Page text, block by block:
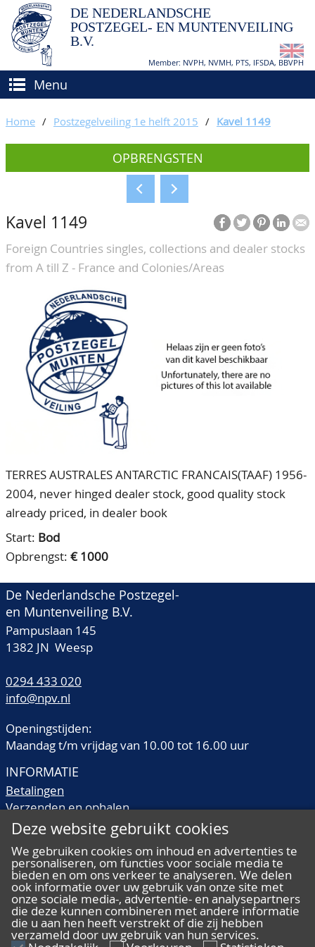
DE NEDERLANDSCHE
POSTZEGEL- EN MUNTENVEILING
B.V.
Member: NVPH, NVMH, PTS, IFSDA, BBVPH
Menu
(VER)KOPEN
Hoe verkopen?
Voorwaarden
BIEDEN
CATALOGI/OPBRENGSTEN
KEURINGSDIENST
OVER ONS
Ons Team
80 jarig bestaan
CONTACT
ACCOUNT
Home / Postzegelveiling 1e helft 2015 / Kavel 1149
OPBRENGSTEN
Kavel 1149
Foreign Countries singles, collections and dealer stocks
from A till Z - France and Colonies/Areas
TERRES AUSTRALES ANTARCTIC FRANCAIS(TAAF) 1956-
2004, never hinged dealer stock, good quality stock
already priced, in dealer book
Start: Bod
Opbrengst: € 1000
De Nederlandsche Postzegel-
en Muntenveiling B.V.
Pampuslaan 145
1382 JN Weesp
0294 433 020
info@npv.nl
Openingstijden:
Maandag t/m vrijdag van 10.00 tot 16.00 uur
INFORMATIE
Betalingen
Verzenden en ophalen
Veilingtermen
Kwaliteitsomschrijvingen
Veelgestelde vragen
ALGEMEEN
Deze website gebruikt cookies
We gebruiken cookies om inhoud en advertenties te
personaliseren, om functies voor sociale media te
bieden en om ons verkeer te analyseren. We delen
ook informatie over uw gebruik van onze site met
onze sociale media-, advertentie- en analysepartners
die deze kunnen combineren met andere informatie
die u aan hen heeft verstrekt of die zij hebben
verzameld door uw gebruik van hun services.